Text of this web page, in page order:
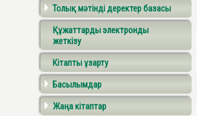
Толық мәтінді деректер базасы
Құжаттарды электронды
жеткізу
Кітапты ұзарту
Басылымдар
Жаңа кітаптар